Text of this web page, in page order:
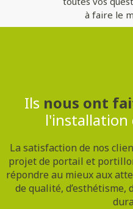
à faire le
Ils nous ont
l'installation
La satisfaction de nos
projet de portail et
répondre au mieux aux
de qualité, d’esthétisme,